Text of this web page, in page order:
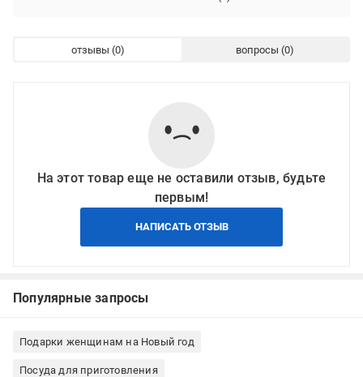
отзывы вопросы
На этот товар еще не оставили отзыв, будьте
первым!
НАПИСАТЬ ОТЗЫВ
Популярные запросы
Подарки женщинам на Новый год
Посуда для приготовления